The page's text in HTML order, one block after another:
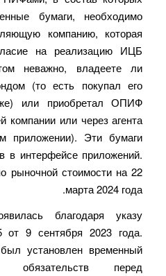
бумаги, необходимо
компанию, которая
на реализацию ИЦБ
неважно, владеете ли
(то есть покупал его
или приобретал ОПИФ
или через агента
приложении). Эти бумаги
в интерфейсе приложений.
рыночной стоимости на 22
марта 2024 года.
благодаря указу
9 сентября 2023 года.
установлен временный
обязательств перед